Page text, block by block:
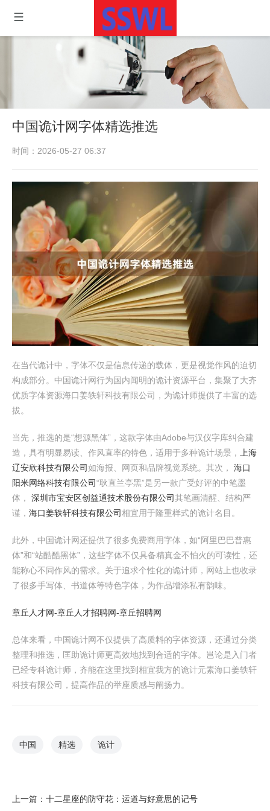
中国诡计网字体精选推选
时间：2026-05-27 06:37
在当代诡计中，字体不仅是信息传递的载体，更是视觉作风的迫切
构成部分。中国诡计网行为国内闻明的诡计资源平台，集聚了大齐
优质字体资源海口姜轶轩科技有限公司，为诡计师提供了丰富的选
拔。
当先，推选的是“想源黑体”，这款字体由Adobe与汉仪字库纠合建
造，具有明显易读、作风直率的特色，适用于多种诡计场景，
上海
辽安欣科技有限公司如海报、网页和品牌视觉系统。其次， 海口
阳米网络科技有限公司“耿直兰亭黑”是另一款广受好评的中笔墨
体， 深圳市宝安区创益通技术股份有限公司其笔画清醒、结构严
谨， 海口姜轶轩科技有限公司相宜用于隆重样式的诡计名目。
此外，中国诡计网还提供了很多免费商用字体，如“阿里巴巴普惠
体”和“站酷酷黑体”，这些字体不仅具备精真金不怕火的可读性，还
能称心不同作风的需求。关于追求个性化的诡计师，网站上也收录
了很多手写体、书道体等特色字体，为作品增添私有韵味。
章丘人才网-章丘人才招聘网-章丘招聘网
总体来看，中国诡计网不仅提供了高质料的字体资源，还通过分类
整理和推选，匡助诡计师更高效地找到合适的字体。岂论是入门者
已经专科诡计师，齐能在这里找到相宜我方的诡计元素海口姜轶轩
科技有限公司，提高作品的举座质感与阐扬力。
中国 精选 诡计
上一篇： 十二星座的防守花：运道与好意思的记号